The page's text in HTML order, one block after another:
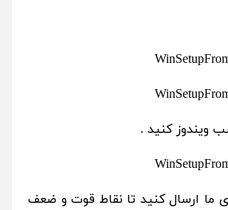
ویندوز کنید .
ما ارسال کنید تا نقاط قوت و ضعف